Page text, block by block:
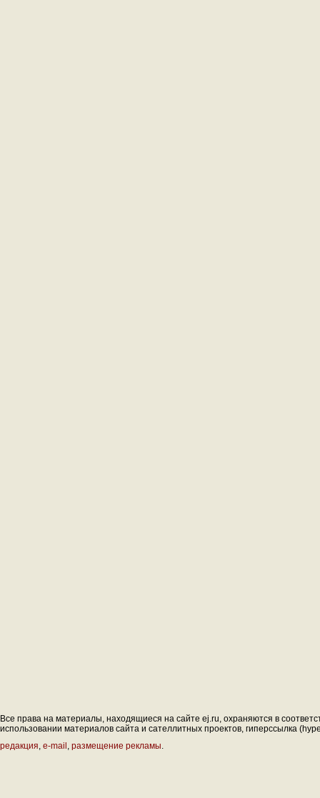
Все права на материалы, находящиеся на сайте ej.ru, охраняются в
использовании материалов сайта и сателлитных проектов, гиперссылка
редакция, e-mail , размещение рекламы.